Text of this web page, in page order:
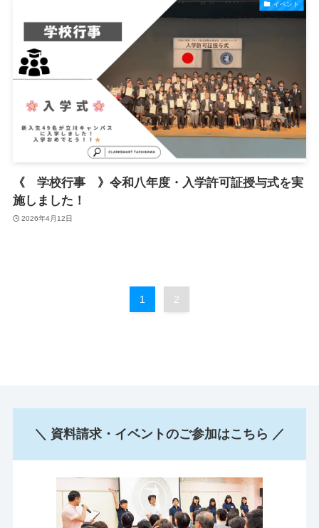
イベント
《 学校行事 》令和八年度・入学許可証授与式を実
施しました！
2026年4月12日
1 2
＼ 資料請求・イベントのご参加はこちら ／